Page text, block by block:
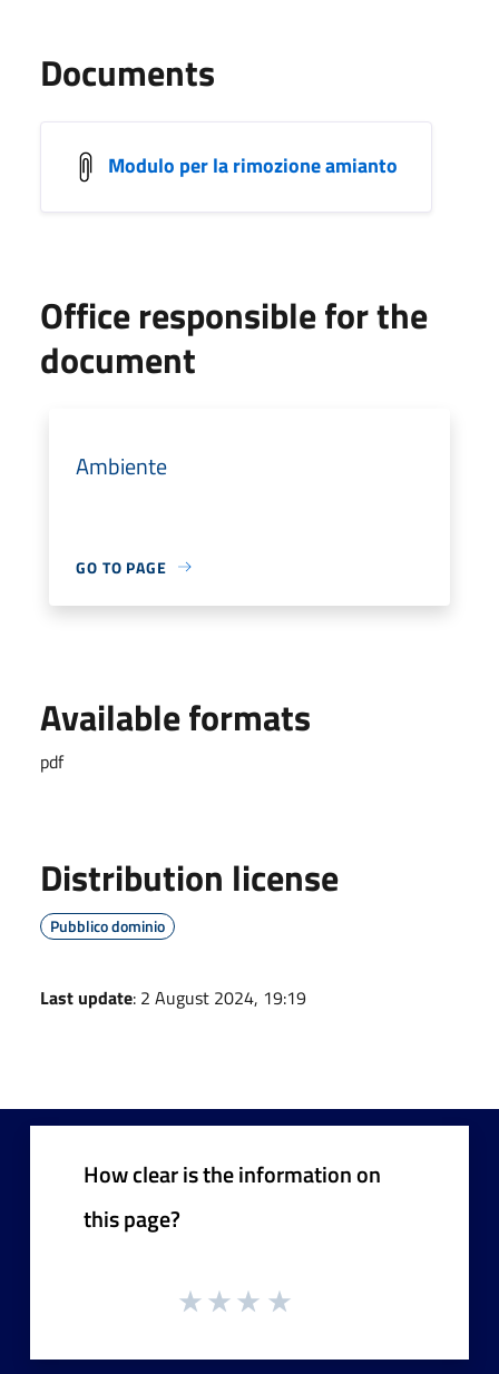
Documents
Modulo per la rimozione amianto
Office responsible for the
document
Ambiente
GO TO PAGE
Available formats
pdf
Distribution license
Pubblico dominio
Last update: 2 August 2024, 19:19
How clear is the information on
this page?